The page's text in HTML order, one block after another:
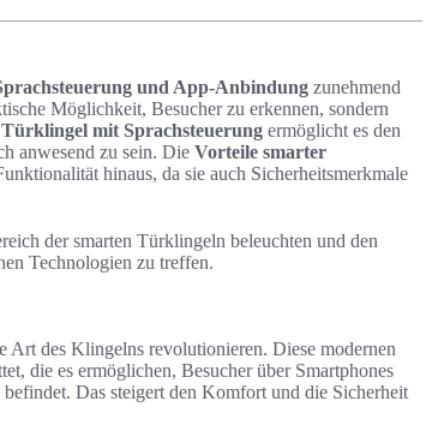
und App-Anbindung zunehmend
Möglichkeit, Besucher zu erkennen, sondern
Türklingel mit Sprachsteuerung ermöglicht es den
anwesend zu sein. Die Vorteile smarter
hinaus, da sie auch Sicherheitsmerkmale
der smarten Türklingeln beleuchten und den
Technologien zu treffen.
Art des Klingelns revolutionieren. Diese modernen
die es ermöglichen, Besucher über Smartphones
Das steigert den Komfort und die Sicherheit